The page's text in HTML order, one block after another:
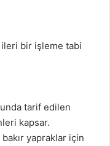
bir işleme tabi
tarif edilen
kapsar.
yapraklar için